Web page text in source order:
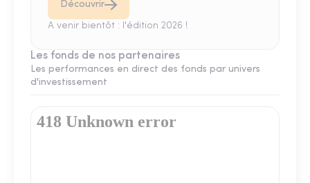
Découvrir
A venir bientôt : l'édition 2026 !
Les fonds de nos partenaires
Les performances en direct des fonds par univers
d'investissement